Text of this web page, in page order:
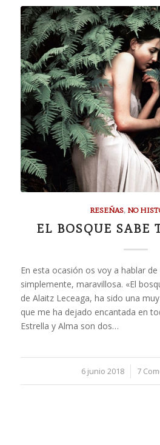
RESEÑAS, NO
EL BOSQUE SABE
En esta ocasión os voy a hablar
simplemente, maravillosa. «El
de Alaitz Leceaga, ha sido una
que me ha dejado encantada en
Estrella y Alma son dos…
6 junio 2018
/ 7